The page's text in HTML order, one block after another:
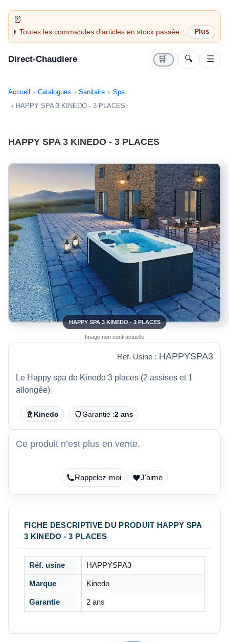
Toutes les commandes d'articles en stock passées
avant 14H sont expédiées le jour même (jours
Direct-Chaudiere 🛒 🔍 ☰
Accueil Catalogues Sanitaire
Spa
HAPPY SPA 3 KINEDO - 3 PLACES
HAPPY SPA 3 KINEDO - 3 PLACES
HAPPY SPA 3 KINEDO - 3 PLACES
Image non contractuelle
Ref. Usine : HAPPYSPA3
Le Happy spa de Kinedo 3 places (2 assises et 1
allongée)
Kinedo Garantie :2 ans
Ce produit n’est plus en vente.
Rappelez-moi J'aime
FICHE DESCRIPTIVE DU PRODUIT HAPPY SPA
3 KINEDO - 3 PLACES
Réf. usine HAPPYSPA3
Marque Kinedo
Garantie 2 ans